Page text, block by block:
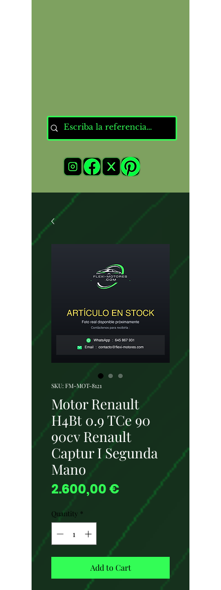
SKU: FM-MOT-8121
Motor Renault
H4Bt 0.9 TCe 90
90cv Renault
Captur I Segunda
Mano
2.600,00 €
Quantity *
Add to Cart